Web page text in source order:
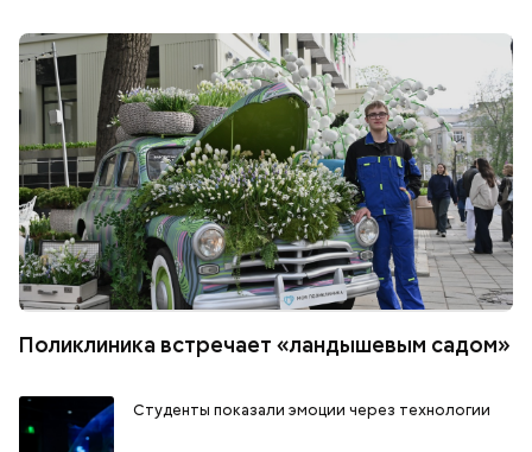
Поликлиника встречает «ландышевым садом»
Студенты показали эмоции через технологии